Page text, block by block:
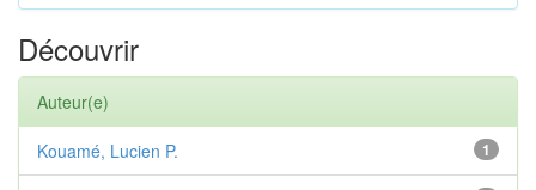
Découvrir
Auteur(e)
1
Kouamé, Lucien P.